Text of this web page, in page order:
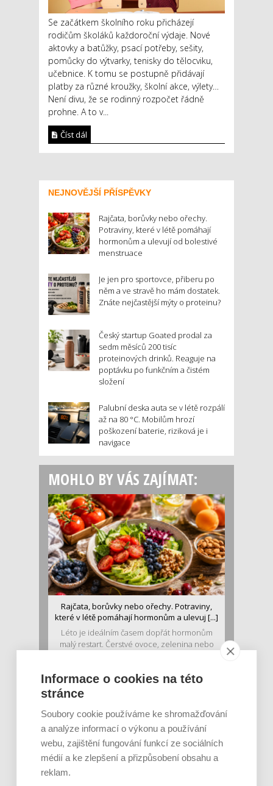
Se začátkem školního roku přicházejí
rodičům školáků každoroční výdaje. Nové
aktovky a batůžky, psací potřeby, sešity,
pomůcky do výtvarky, tenisky do tělocviku,
učebnice. K tomu se postupně přidávají
platby za různé kroužky, školní akce, výlety…
Není divu, že se rodinný rozpočet řádně
prohne. A to v...
Číst dál
NEJNOVĚJŠÍ PŘÍSPĚVKY
Rajčata, borůvky nebo ořechy.
Potraviny, které v létě pomáhají
hormonům a ulevují od bolestivé
menstruace
Je jen pro sportovce, přiberu po
něm a ve stravě ho mám dostatek.
Znáte nejčastější mýty o proteinu?
Český startup Goated prodal za
sedm měsíců 200 tisíc
proteinových drinků. Reaguje na
poptávku po funkčním a čistém
složení
Palubní deska auta se v létě rozpálí
až na 80 °C. Mobilům hrozí
poškození baterie, riziková je i
navigace
MOHLO BY VÁS ZAJÍMAT:
Rajčata, borůvky nebo ořechy. Potraviny,
které v létě pomáhají hormonům a ulevuj [...]
Léto je ideálním časem dopřát hormonům
malý restart. Čerstvé ovoce, zelenina nebo
Informace o cookies na této
stránce
Soubory cookie používáme ke shromažďování
a analýze informací o výkonu a používání
webu, zajištění fungování funkcí ze sociálních
médií a ke zlepšení a přizpůsobení obsahu a
reklam.